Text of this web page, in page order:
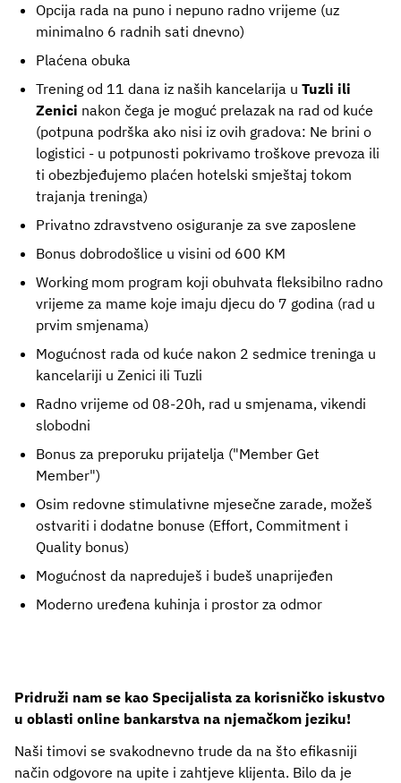
Opcija rada na puno i nepuno radno vrijeme (uz
minimalno 6 radnih sati dnevno)
Plaćena obuka
Trening od 11 dana iz naših kancelarija u Tuzli ili
Zenici nakon čega je moguć prelazak na rad od kuće
(potpuna podrška ako nisi iz ovih gradova: Ne brini o
logistici - u potpunosti pokrivamo troškove prevoza ili
ti obezbjeđujemo plaćen hotelski smještaj tokom
trajanja treninga)
Privatno zdravstveno osiguranje za sve zaposlene
Bonus dobrodošlice u visini od 600 KM
Working mom program koji obuhvata fleksibilno radno
vrijeme za mame koje imaju djecu do 7 godina (rad u
prvim smjenama)
Mogućnost rada od kuće nakon 2 sedmice treninga u
kancelariji u Zenici ili Tuzli
Radno vrijeme od 08-20h, rad u smjenama, vikendi
slobodni
Bonus za preporuku prijatelja ("Member Get
Member")
Osim redovne stimulativne mjesečne zarade, možeš
ostvariti i dodatne bonuse (Effort, Commitment i
Quality bonus)
Mogućnost da napreduješ i budeš unaprijeđen
Moderno uređena kuhinja i prostor za odmor
Pridruži nam se kao Specijalista za korisničko iskustvo
u oblasti online bankarstva na njemačkom jeziku!
Naši timovi se svakodnevno trude da na što efikasniji
način odgovore na upite i zahtjeve klijenta. Bilo da je